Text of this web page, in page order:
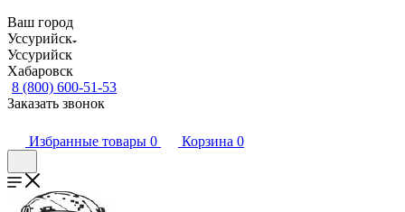
Ваш город
Уссурийск
Уссурийск
Хабаровск
8 (800) 600-51-53
Заказать звонок
Избранные товары 0 Корзина 0